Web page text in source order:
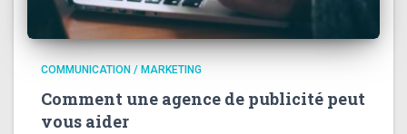
COMMUNICATION / MARKETING
Comment une agence de publicité peut
vous aider